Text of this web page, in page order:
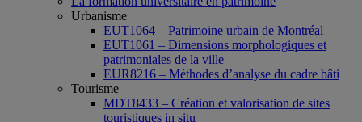
Urbanisme
EUT1064 – Patrimoine urbain de Montréal
EUT1061 – Dimensions morphologiques et
patrimoniales de la ville
EUR8216 – Méthodes d’analyse du cadre bâti
Tourisme
MDT8433 – Création et valorisation de sites
touristiques in situ